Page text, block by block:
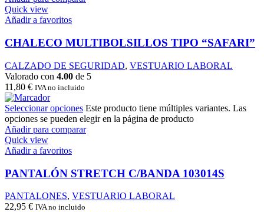
Quick view
Añadir a favoritos
CHALECO MULTIBOLSILLOS TIPO “SAFARI”
CALZADO DE SEGURIDAD, VESTUARIO LABORAL
Valorado con 4.00 de 5
11,80 € IVA no incluido
Seleccionar opciones Este producto tiene múltiples variantes. Las
opciones se pueden elegir en la página de producto
Añadir para comparar
Quick view
Añadir a favoritos
PANTALÓN STRETCH C/BANDA 103014S
PANTALONES, VESTUARIO LABORAL
22,95 € IVA no incluido